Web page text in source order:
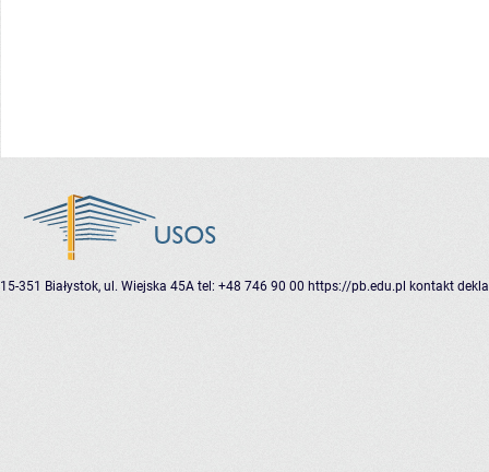
15-351 Białystok, ul. Wiejska 45A tel: +48 746 90 00 https://pb.edu.pl kontakt